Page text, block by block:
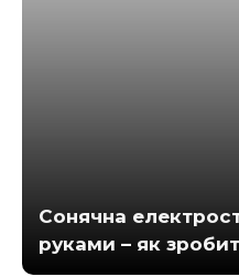
Сонячна
руками – як